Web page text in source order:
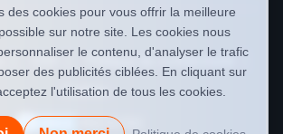
CGV Politique de confidentialité
Cookies
des cookies pour vous offrir la meilleure
sur notre site. Les cookies nous
le contenu, d'analyser le trafic
des publicités ciblées. En cliquant sur
l'utilisation de tous les cookies.